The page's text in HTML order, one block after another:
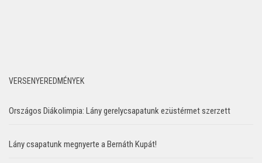
VERSENYEREDMÉNYEK
Országos Diákolimpia: Lány gerelycsapatunk ezüstérmet szerzett
Lány csapatunk megnyerte a Bernáth Kupát!